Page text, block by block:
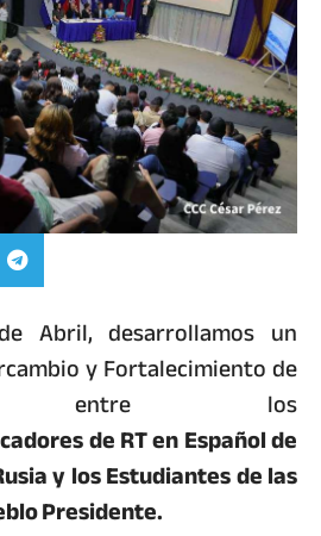
Abril, desarrollamos un
y Fortalecimiento de
entre los
de RT en Español de
y los Estudiantes de las
Presidente.